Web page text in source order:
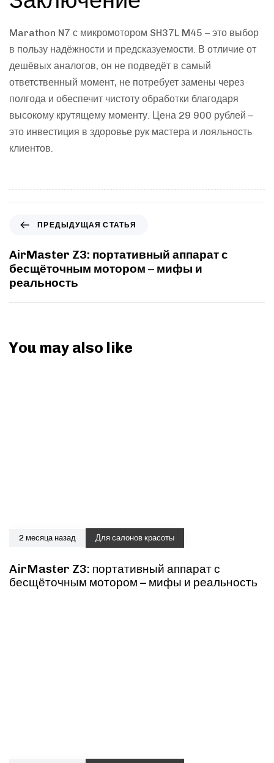
Marathon N7 с микромотором SH37L M45 – это выбор
в пользу надёжности и предсказуемости. В отличие от
дешёвых аналогов, он не подведёт в самый
ответственный момент, не потребует замены через
полгода и обеспечит чистоту обработки благодаря
высокому крутящему моменту. Цена 29 900 рублей –
это инвестиция в здоровье рук мастера и лояльность
клиентов.
ПРЕДЫДУЩАЯ СТАТЬЯ
AirMaster Z3: портативный аппарат с
бесщёточным мотором – мифы и
реальность
You may also like
2 месяца назад Для салонов красоты
AirMaster Z3: портативный аппарат с
бесщёточным мотором – мифы и реальность